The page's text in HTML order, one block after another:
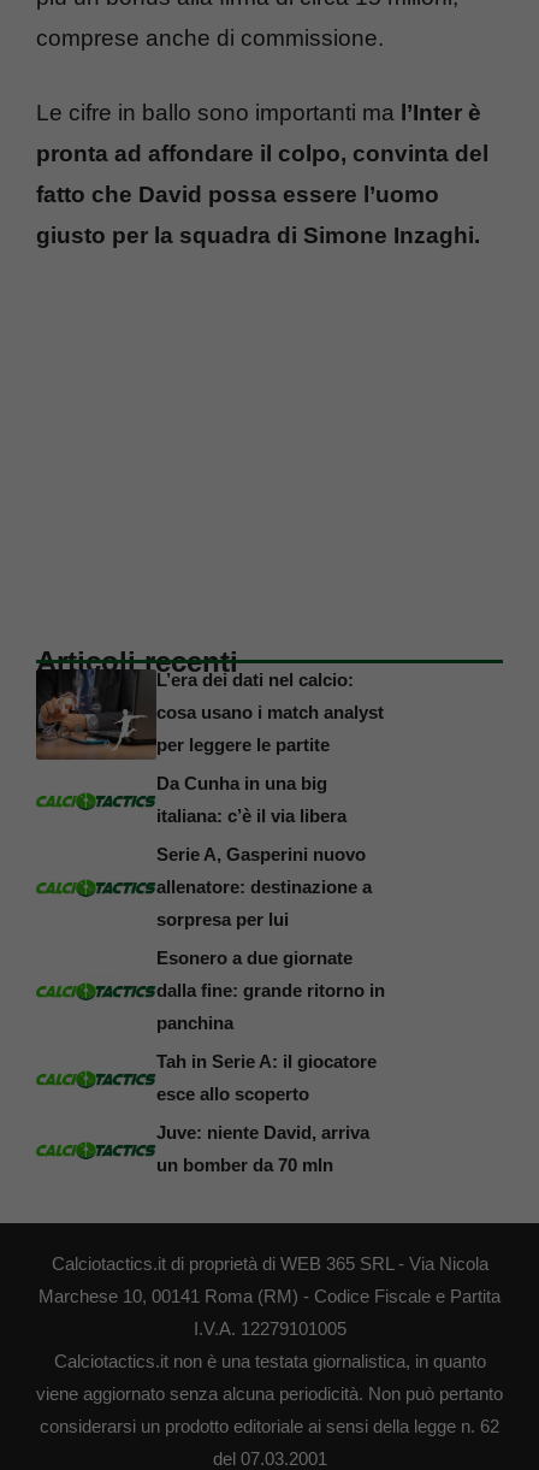
comprese anche di commissione.
Le cifre in ballo sono importanti ma l’Inter è
pronta ad affondare il colpo, convinta del
fatto che David possa essere l’uomo
giusto per la squadra di Simone Inzaghi.
Articoli recenti
L’era dei dati nel calcio:
cosa usano i match analyst
per leggere le partite
Da Cunha in una big
italiana: c’è il via libera
Serie A, Gasperini nuovo
allenatore: destinazione a
sorpresa per lui
Esonero a due giornate
dalla fine: grande ritorno in
panchina
Tah in Serie A: il giocatore
esce allo scoperto
Juve: niente David, arriva
un bomber da 70 mln
Calciotactics.it di proprietà di WEB 365 SRL - Via Nicola
Marchese 10, 00141 Roma (RM) - Codice Fiscale e Partita
I.V.A. 12279101005
Calciotactics.it non è una testata giornalistica, in quanto
viene aggiornato senza alcuna periodicità. Non può pertanto
considerarsi un prodotto editoriale ai sensi della legge n. 62
del 07.03.2001